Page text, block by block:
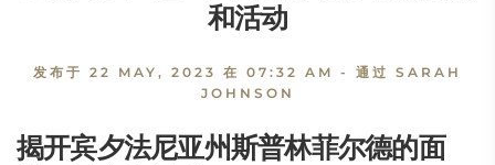
和活动
发布于 22 MAY, 2023 在 07:32 AM - 通过 SARAH
JOHNSON
揭开宾夕法尼亚州斯普林菲尔德的面